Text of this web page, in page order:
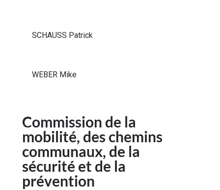
SCHAUSS Patrick
WEBER Mike
Commission de la
mobilité, des chemins
communaux, de la
sécurité et de la
prévention